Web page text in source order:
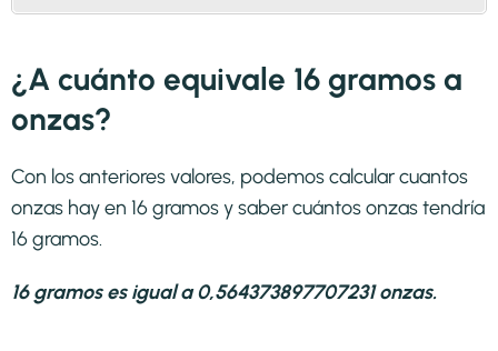
¿A cuánto equivale 16 gramos a
onzas?
Con los anteriores valores, podemos calcular cuantos
onzas hay en 16 gramos y saber cuántos onzas tendría
16 gramos.
16 gramos es igual a 0,564373897707231 onzas.